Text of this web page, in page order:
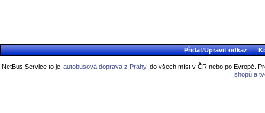
Přidat/Upravit odkaz |
NetBus Service to je autobusová doprava z Prahy do všech míst v ČR nebo po Evropě.
shopů a